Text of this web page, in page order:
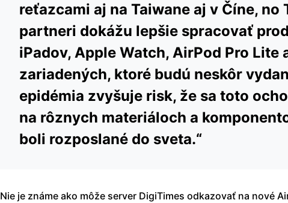
reťazcami aj na Taiwane aj v Číne, no
partneri dokážu lepšie spracovať
iPadov, Apple Watch, AirPod Pro Lite
zariadených, ktoré budú neskôr
epidémia zvyšuje risk, že sa toto
na rôznych materiáloch a
boli rozposlané do sveta.“
Nie je známe ako môže server DigiTimes odkazovať na nové